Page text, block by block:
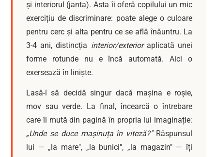
și interiorul (janta). Asta îi oferă copilului un mic
exercițiu de discriminare: poate alege o culoare
pentru cerc și alta pentru ce se află înăuntru. La
3-4 ani, distincția interior/exterioraplicată unei
forme rotunde nu e încă automată. Aici o
exersează în liniște.
Lasă-l să decidă singur dacă mașina e roșie,
mov sau verde. La final, încearcă o întrebare
care îl mută din pagină în propria lui imaginație:
„Unde se duce mașinuța în viteză?"Răspunsul
lui — „la mare", „la bunici", „la magazin" — îți